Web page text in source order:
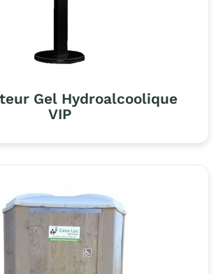
Gel Hydroalcoolique
VIP